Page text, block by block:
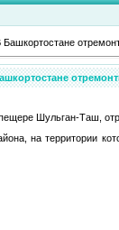
Шульган-Таш,
на территории